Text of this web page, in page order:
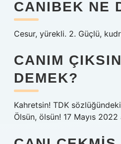
CANIBEK NE
Cesur, yürekli. 2. Güçlü,
CANIM
DEMEK?
Kahretsin! TDK
Ölsün, ölsün! 17 Mayıs 2022